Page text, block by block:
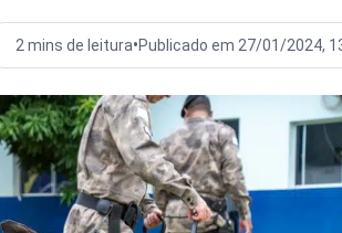
2 mins de leitura•Publicado em 27/01/2024,